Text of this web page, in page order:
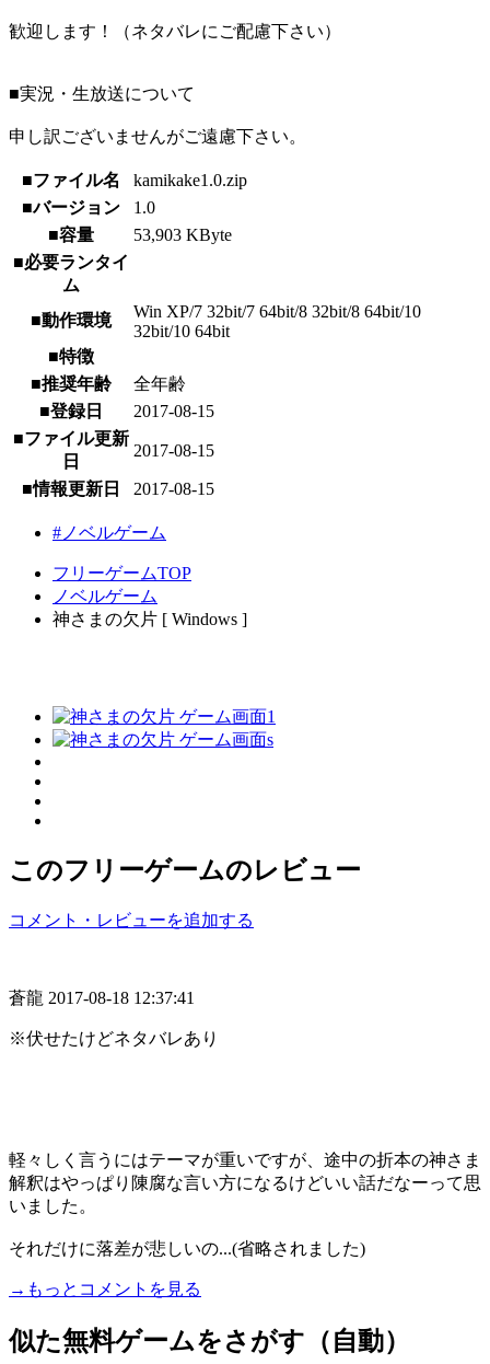
歓迎します！（ネタバレにご配慮下さい）
■実況・生放送について
申し訳ございませんがご遠慮下さい。
■ファイル名
kamikake1.0.zip
■バージョン
1.0
■容量
53,903 KByte
■必要ランタイ
ム
■動作環境
Win XP/7 32bit/7 64bit/8 32bit/8 64bit/10
32bit/10 64bit
■特徴
■推奨年齢
全年齢
■登録日
2017-08-15
■ファイル更新
日
2017-08-15
■情報更新日 2017-08-15
#ノベルゲーム
フリーゲームTOP
ノベルゲーム
神さまの欠片 [ Windows ]
このフリーゲームのレビュー
コメント・レビューを追加する
蒼龍 2017-08-18 12:37:41
※伏せたけどネタバレあり
軽々しく言うにはテーマが重いですが、途中の折本の神さま
解釈はやっぱり陳腐な言い方になるけどいい話だなーって思
いました。
それだけに落差が悲しいの...(省略されました)
→もっとコメントを見る
似た無料ゲームをさがす（自動）